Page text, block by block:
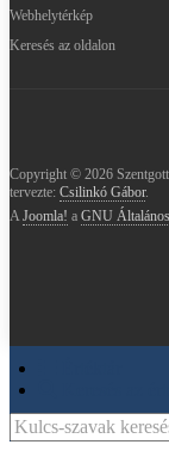
Webhelytérkép
Keresés az oldalon
Copyright © 2026
tervezte: Csilinkó Gábor.
AJoomla! a GNU